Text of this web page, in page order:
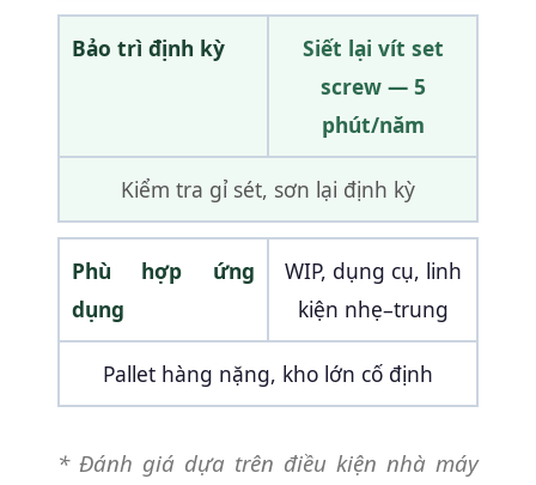
Bảo trì định kỳ
Siết lại vít set
screw — 5
phút/năm
Kiểm tra gỉ sét, sơn lại định kỳ
Phù hợp ứng
dụng
WIP, dụng cụ, linh
kiện nhẹ–trung
Pallet hàng nặng, kho lớn cố định
* Đánh giá dựa trên điều kiện nhà máy